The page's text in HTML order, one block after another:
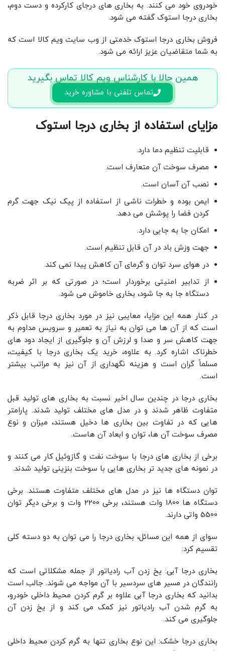
خودروی خود می کنند. به بخاری های درجای کارکرده و دست دوم،
بخاری درجا استوک گفته می شود.
فروش بخاری درجا استوک خدمتی از وب سایت ویم کالا است که
به شما متقاضیان عزیز ارائه می شود.
همین حالا با کارشناس ویم کالا تماس بگیرید
تماس تلفنی با مشاوره خرید
مزایای استفاده از بخاری درجا استوک
قابلیت تنظیم دما دارد.
مصرف سوخت آن متعارف است.
نصب آن آسان است.
ایمن بوده و خطرات ناشی از استفاده از پیک نیک جهت گرم
کردن فضا را پوشش می دهد.
امکان جا به جایی دارد.
جهت وزش باد در آن قابل تنظیم است.
در هوای سرد توان و گرمای آن کاهش پیدا نمی کند.
از تدابیر امنیتی برخوردار است؛ در صورتی که بر اثر ضربه
دستگاه جا به جا شود، بخاری خاموش می شود.
در کنار همه این مزایا، معایبی نیز در مورد بخاری درجا قابل ذکر
است که از آن ها می توان به نیاز به تعمیر و سرویس مداوم به
جهت کاهش سر و صدا و لرزش آن و جلوگیری از ایجاد دود های
خطرناک اشاره کرد. به علاوه، خرید یک بخاری درجا با کیفیت،
مسلماً گران است و هزینه نگهداری از آن نیز به مراتب بیشتر
است.
بخاری درجا در چندین سال اخیر نسبت به بخاری های تولید قبل
متفاوت ظاهر شدند و در مدل های مختلف تولید شدند. پارامتر
هایی که در تفاوت بین بخاری ها دخیل هستند، میزان و نوع
مصرف سوخت آن ها، توان و ابعاد آن هاست.
برخی از بخاری های درجا با سوخت نفت و گازوئیل کار می کنند و
در نمونه های جدید تر بخاری هایی با سوخت بنزینی تولید شدند.
توان دستگاه ها نیز در مدل های مختلف متفاوت هستند. برخی
دستگاه ها 1800 وات هستند، برخی 2200 وات و برخی دیگر توان
5500 واتی دارند.
سوای از همه این مسائل، بخاری درجا را می توان به دو دسته کلی
تقسیم کرد:
بخاری درجا آبی: یخ زدن آب رادیاتور از جمله مشکلاتی است که
رانندگان در مسیر های سردسیر با آن مواجه می شوند. جالب است
بدانید که بخاری درجا آبی علاوه بر گرم کردن محیط داخلی خودرو،
به گرم شدن آب رادیاتور نیز کمک می کند و از یخ زدن آن
جلوگیری می کند.
بخاری درجا خشک: این نوع بخاری تنها به گرم کردن محیط داخلی